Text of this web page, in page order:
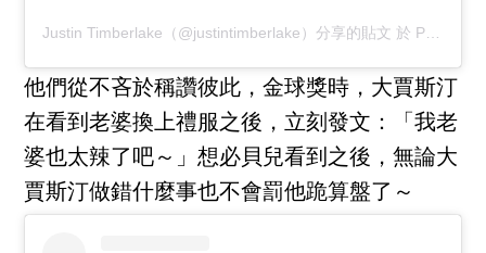
Justin Timberlake（@justintimberlake）分享的貼文 於 PST 2018 年 1月 月 7 日 下午 2:40
他們從不吝於稱讚彼此，金球獎時，大賈斯汀
在看到老婆換上禮服之後，立刻發文：「我老
婆也太辣了吧～」想必貝兒看到之後，無論大
賈斯汀做錯什麼事也不會罰他跪算盤了～